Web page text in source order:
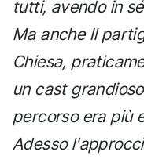
tutti, avendo in
Ma anche Il
Chiesa,
un cast
percorso era più
Adesso